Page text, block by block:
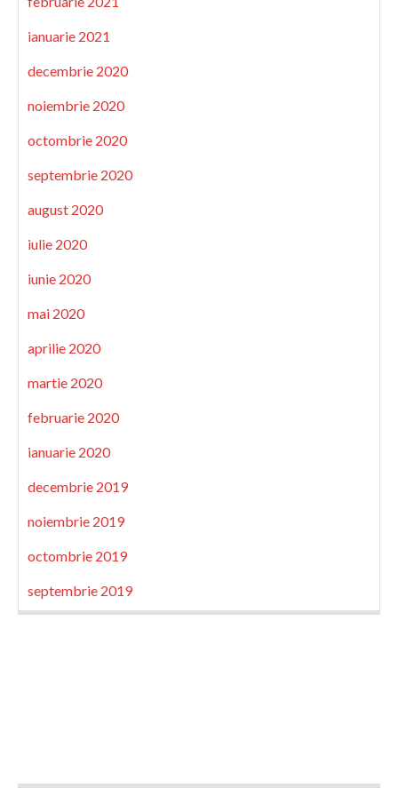
ianuarie 2021
decembrie 2020
noiembrie 2020
octombrie 2020
septembrie 2020
august 2020
iulie 2020
iunie 2020
mai 2020
aprilie 2020
martie 2020
februarie 2020
ianuarie 2020
decembrie 2019
noiembrie 2019
octombrie 2019
septembrie 2019